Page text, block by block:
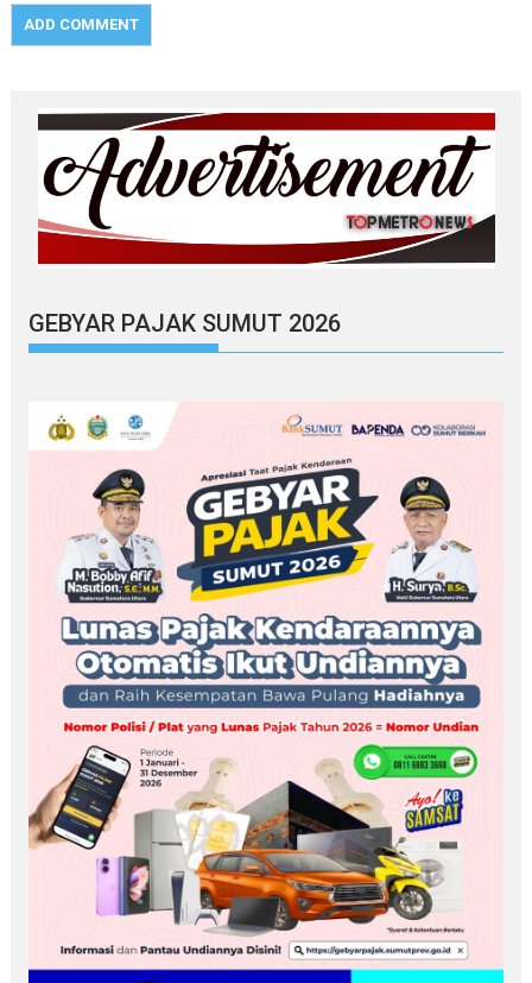
GEBYAR PAJAK SUMUT 2026